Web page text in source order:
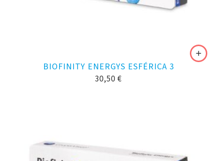
BIOFINITY ENERGYS ESFÉRICA 3
30,50 €